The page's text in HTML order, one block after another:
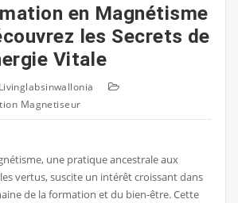
en Magnétisme
les Secrets de
Vitale
Livinglabsinwallonia
Magnetiseur
une pratique ancestrale aux
vertus, suscite un intérêt croissant dans
de la formation et du bien-être. Cette